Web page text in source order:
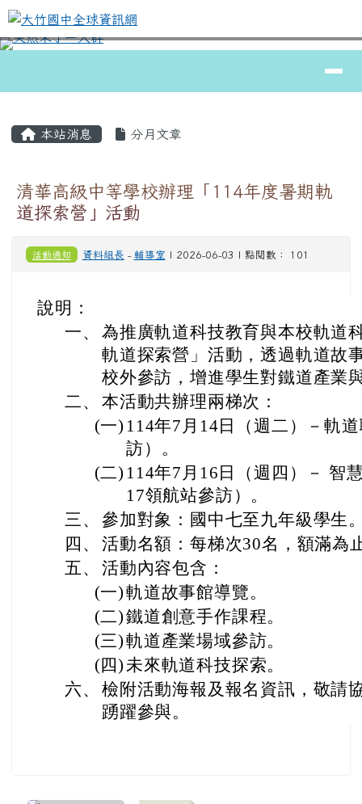
跳至主內容區
大竹國中全球資訊網
⏸
本站消息 分月文章
清華高級中等學校辦理「114年度暑期軌
道探索營」活動
活動通知 資料組長 - 輔導室 | 2026-06-03 | 點閱數： 101
說明：
一、 為推廣軌道科技教育與本校軌道
軌道探索營」活動，透過軌道故
校外參訪，增進學生對鐵道產業
二、 本活動共辦理兩梯次：
(一) 114年7月14日（週二）－軌
訪）。
(二) 114年7月16日（週四）－ 智
17領航站參訪）。
三、 參加對象：國中七至九年級學生
四、 活動名額：每梯次30名，額滿為
五、 活動內容包含：
(一)軌道故事館導覽。
(二)鐵道創意手作課程。
(三)軌道產業場域參訪。
(四)未來軌道科技探索。
六、 檢附活動海報及報名資訊，敬請
踴躍參與。